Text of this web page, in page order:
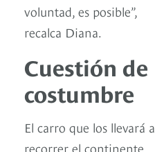
voluntad, es posible”,
recalca Diana.
Cuestión de
costumbre
El carro que los llevará a
recorrer el continente